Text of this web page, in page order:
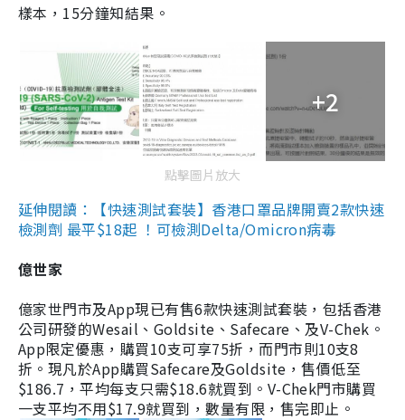
樣本，15分鐘知結果。
+2
點擊圖片放大
延伸閱讀：【快速測試套裝】香港口罩品牌開賣2款快速
檢測劑 最平$18起 ！可檢測Delta/Omicron病毒
億世家
億家世門市及App現已有售6款快速測試套裝，包括香港
公司研發的Wesail、Goldsite、Safecare、及V-Chek。
App限定優惠，購買10支可享75折，而門市則10支8
折。現凡於App購買Safecare及Goldsite，售價低至
$186.7，平均每支只需$18.6就買到。V-Chek門市購買
一支平均不用$17.9就買到，數量有限，售完即止。